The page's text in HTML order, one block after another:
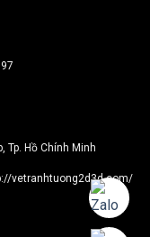
Tp. Hồ Chính Minh
vetranhtuong2d3d.com/